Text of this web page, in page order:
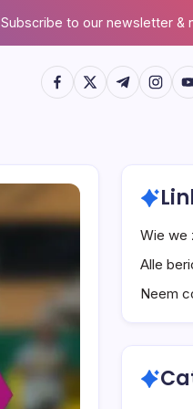
Subscribe to our newsletter &
https://https://twitter.com/
https://t.me/
https://
Wie we
Alle
Neem